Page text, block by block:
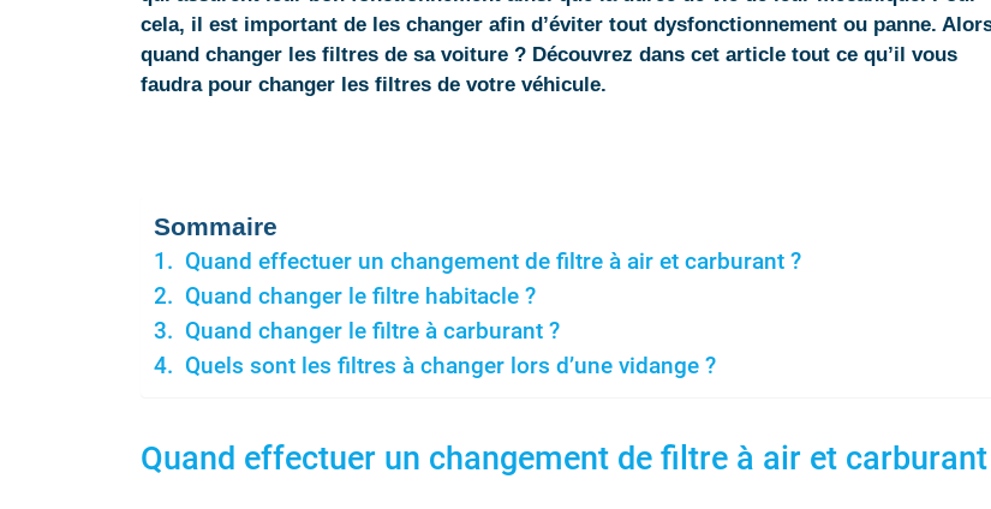
cela, il est important de les changer afin d’éviter tout dysfonctionnement ou panne.
quand changer les filtres de sa voiture ? Découvrez dans cet article tout ce qu’il vous
faudra pour changer les filtres de votre véhicule.
Sommaire
Quand effectuer un changement de filtre à air et carburant ?
Quand changer le filtre habitacle ?
Quand changer le filtre à carburant ?
Quels sont les filtres à changer lors d’une vidange ?
Quand effectuer un changement de filtre à air et carburant